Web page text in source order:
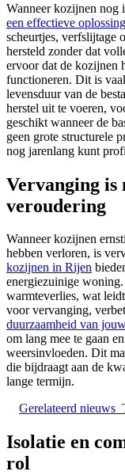
Wanneer kozijnen nog
een effectieve
scheurtjes, verfslijtage
hersteld zonder dat
ervoor dat de kozijnen
functioneren. Dit is
levensduur van de
herstel uit te voeren,
geschikt wanneer de
geen grote structurele
nog jarenlang kunt
Vervanging is
veroudering
Wanneer kozijnen
hebben verloren, is
kozijnen in Rijen
energiezuinige
warmteverlies, wat
voor vervanging,
duurzaamheid van
om lang mee te gaan
weersinvloeden. Dit
die bijdraagt aan de
lange termijn.
Gerelateerd nieuws
Isolatie en
rol